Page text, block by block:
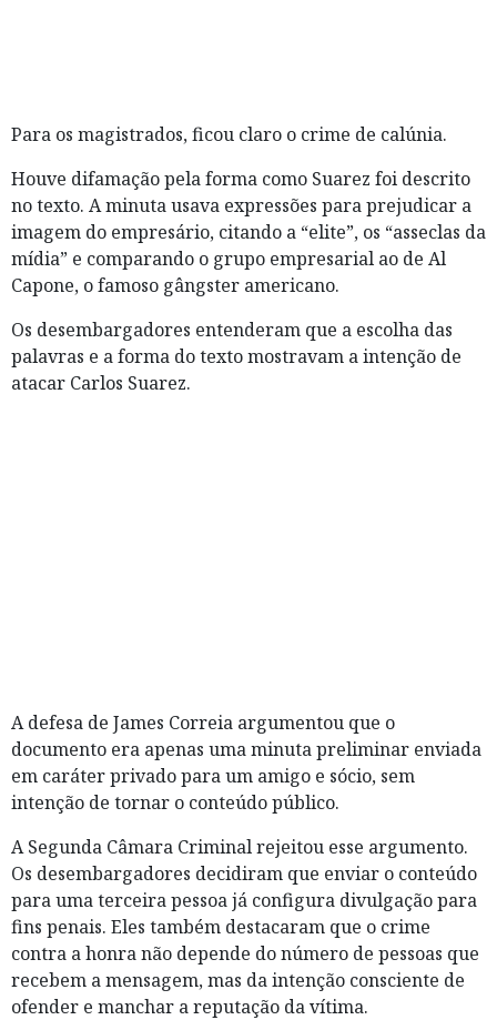
Para os magistrados, ficou claro o crime de calúnia.
Houve difamação pela forma como Suarez foi descrito
no texto. A minuta usava expressões para prejudicar a
imagem do empresário, citando a “elite”, os “asseclas da
mídia” e comparando o grupo empresarial ao de Al
Capone, o famoso gângster americano.
Os desembargadores entenderam que a escolha das
palavras e a forma do texto mostravam a intenção de
atacar Carlos Suarez.
A defesa de James Correia argumentou que o
documento era apenas uma minuta preliminar enviada
em caráter privado para um amigo e sócio, sem
intenção de tornar o conteúdo público.
A Segunda Câmara Criminal rejeitou esse argumento.
Os desembargadores decidiram que enviar o conteúdo
para uma terceira pessoa já configura divulgação para
fins penais. Eles também destacaram que o crime
contra a honra não depende do número de pessoas que
recebem a mensagem, mas da intenção consciente de
ofender e manchar a reputação da vítima.